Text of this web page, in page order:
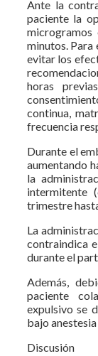
Ante la
paciente la
minutos. Para
evitar los
horas
continua,
frecuencia
Durante el
aumentando
la
intermitente
trimestre
La
contraindica
durante el
Además,
paciente
expulsivo se
bajo
Discusión